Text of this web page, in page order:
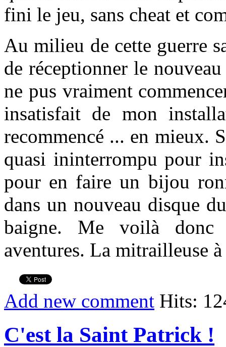
fini le jeu, sans cheat et
Au milieu de cette guerre
de réceptionner le
ne pus vraiment
insatisfait de mon
recommencé ... en mieux.
quasi ininterrompu pour
pour en faire un bijou
dans un nouveau disque
baigne. Me voilà
aventures. La mitrailleuse
Add new comment Hits:
C'est la Saint Patrick !